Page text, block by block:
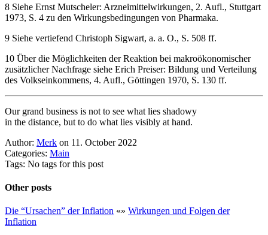
8 Siehe Ernst Mutscheler: Arzneimittelwirkungen, 2. Aufl., Stuttgart
1973, S. 4 zu den Wirkungsbedingungen von Pharmaka.
9 Siehe vertiefend Christoph Sigwart, a. a. O., S. 508 ff.
10 Über die Möglichkeiten der Reaktion bei makroökonomischer
zusätzlicher Nachfrage siehe Erich Preiser: Bildung und Verteilung
des Volkseinkommens, 4. Aufl., Göttingen 1970, S. 130 ff.
Our grand business is not to see what lies shadowy
in the distance, but to do what lies visibly at hand.
Author: Merk on 11. October 2022
Categories: Main
Tags: No tags for this post
Other posts
Die “Ursachen” der Inflation «» Wirkungen und Folgen der
Inflation